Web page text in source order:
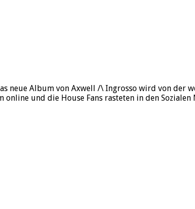
neue Album von Axwell /\ Ingrosso wird von der
und die House Fans rasteten in den